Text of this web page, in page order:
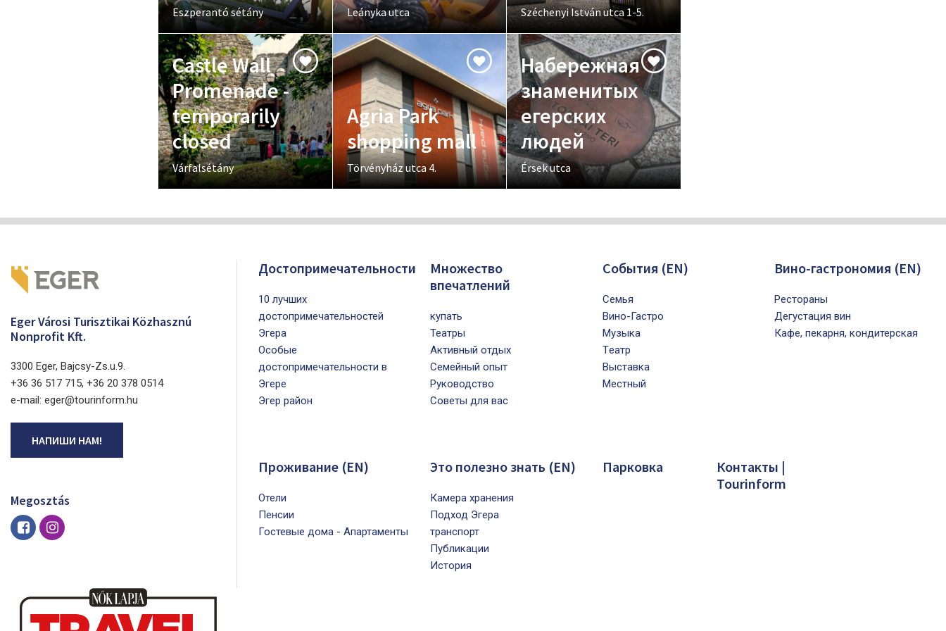
Eszperantó sétány Leányka utca Széchenyi István utca 1-5.
Castle Wall
Promenade -
temporarily
closed
Várfalsétány
Agria Park
shopping mall
Törvényház utca 4.
Набережная
знаменитых
егерских
людей
Érsek utca
Eger Városi Turisztikai Közhasznú
Nonprofit Kft.
3300 Eger, Bajcsy-Zs.u.9.
+36 36 517 715, +36 20 378 0514
e-mail: eger@tourinform.hu
НАПИШИ НАМ!
Megosztás
Достопримечательности
10 лучших
достопримечательностей
Эгера
Особые
достопримечательности в
Эгере
Эгер район
Множество
впечатлений
купать
Театры
Активный отдых
Семейный опыт
Pуководство
Советы для вас
Cобытия (EN)
Cемья
Bино-Гастро
Mузыка
Tеатр
Bыставка
Mестный
Вино-гастрономия (EN)
Рестораны
Дегустация вин
Кафе, пекарня, кондитерская
Проживание (EN)
Oтели
Пенсии
Гостевые дома - Апартаменты
Это полезно знать (EN)
Камера хранения
Подход Эгера
транспорт
Публикации
История
Парковка
Контакты |
Tourinform